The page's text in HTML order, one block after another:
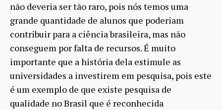
não deveria ser tão raro, pois nós temos uma
grande quantidade de alunos que poderiam
contribuir para a ciência brasileira, mas não
conseguem por falta de recursos. É muito
importante que a história dela estimule as
universidades a investirem em pesquisa, pois este
é um exemplo de que existe pesquisa de
qualidade no Brasil que é reconhecida